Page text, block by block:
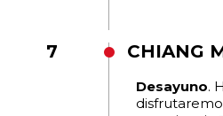
7 CHIANG
Desayuno.